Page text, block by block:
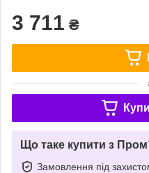
3 711 ₴
Що таке купити з
Замовлення під